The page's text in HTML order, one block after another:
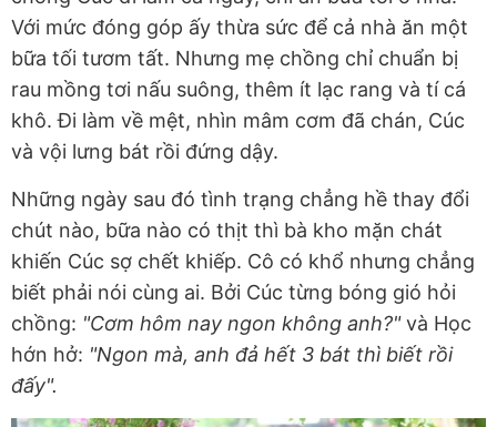
Với mức đóng góp ấy thừa sức để cả nhà ăn một
bữa tối tươm tất. Nhưng mẹ chồng chỉ chuẩn bị
rau mồng tơi nấu suông, thêm ít lạc rang và tí cá
khô. Đi làm về mệt, nhìn mâm cơm đã chán, Cúc
và vội lưng bát rồi đứng dậy.
Những ngày sau đó tình trạng chẳng hề thay đổi
chút nào, bữa nào có thịt thì bà kho mặn chát
khiến Cúc sợ chết khiếp. Cô có khổ nhưng chẳng
biết phải nói cùng ai. Bởi Cúc từng bóng gió hỏi
chồng: "Cơm hôm nay ngon không anh?"và Học
hớn hở: "Ngon mà, anh đả hết 3 bát thì biết rồi
đấy".